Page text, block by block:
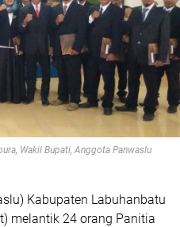
Wakil Bupati, Anggota Panwaslu
Kabupaten Labuhanbatu
melantik 24 orang Panitia